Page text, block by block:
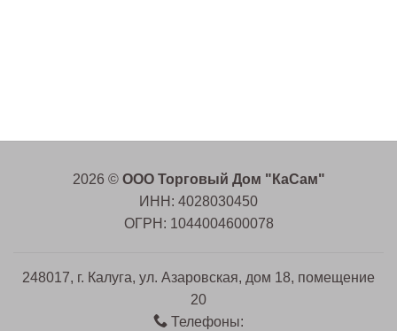
2026 © ООО Торговый Дом "КаСам"
ИНН: 4028030450
ОГРН: 1044004600078
248017, г. Калуга, ул. Азаровская, дом 18, помещение
20
Телефоны: